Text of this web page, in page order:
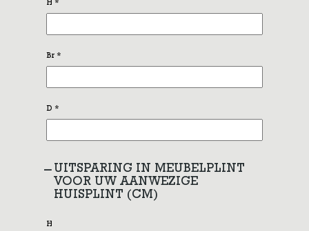
H *
Br *
D *
UITSPARING IN MEUBELPLINT
VOOR UW AANWEZIGE
HUISPLINT (CM)
H